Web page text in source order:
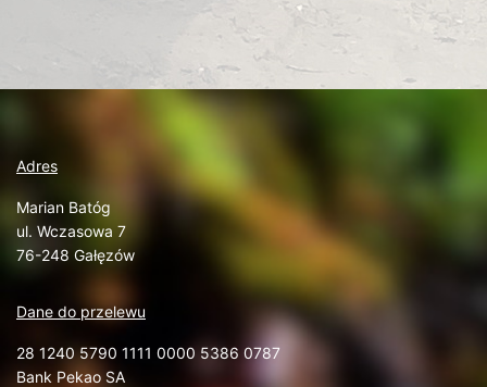
Adres
Marian Batóg
ul. Wczasowa 7
76-248 Gałęzów
Dane do przelewu
28 1240 5790 1111 0000 5386 0787
Bank Pekao SA